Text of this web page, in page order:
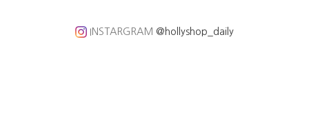
INSTARGRAM @hollyshop_daily